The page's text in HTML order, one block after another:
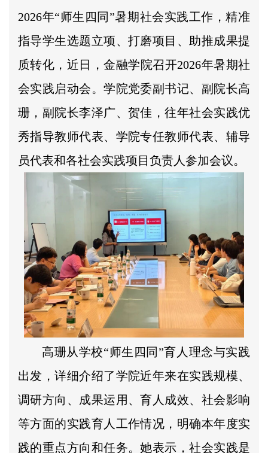
2026年“师生四同”暑期社会实践工作，精准
指导学生选题立项、打磨项目、助推成果提
质转化，近日，金融学院召开2026年暑期社
会实践启动会。学院党委副书记、副院长高
珊，副院长李泽广、贺佳，往年社会实践优
秀指导教师代表、学院专任教师代表、辅导
员代表和各社会实践项目负责人参加会议。
高珊从学校“师生四同”育人理念与实践
出发，详细介绍了学院近年来在实践规模、
调研方向、成果运用、育人成效、社会影响
等方面的实践育人工作情况，明确本年度实
践的重点方向和任务。她表示，社会实践是